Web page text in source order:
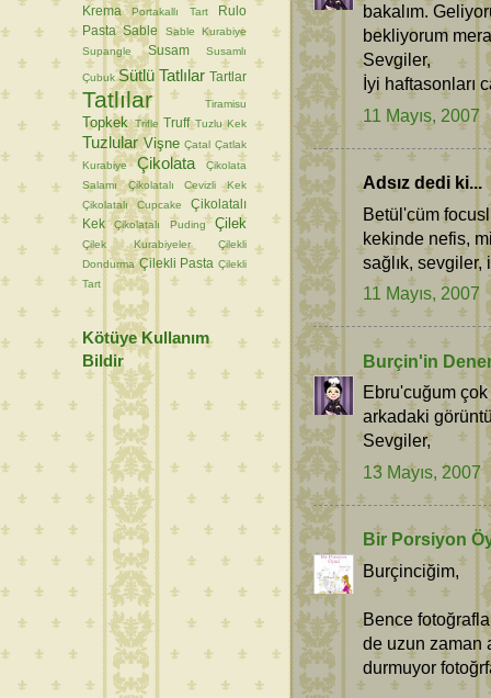
bakalım.
bekliyorum
Sevgiler,
İyi haftasonları
11 Mayıs, 2007
Adsız dedi ki...
Betül'cüm
kekinde nefis,
sağlık, sevgiler,
11 Mayıs, 2007
Burçin'in
Ebru'cuğum
arkadaki
Sevgiler,
13 Mayıs, 2007
Bir Porsiyon
Burçinciğim,
Bence
de uzun zaman
durmuyor
Krema
Portakallı Tart
Rulo
Pasta Sable
Sable Kurabiye
Supangle
Susam Susamlı
Çubuk Sütlü Tatlılar Tartlar
Tatlılar Tiramisu
Topkek Trifle Truff Tuzlu Kek
Tuzlular Vişne Çatal Çatlak
Kurabiye
Çikolata
Çikolata
Salamı
Çikolatalı Cevizli Kek
Çikolatalı Cupcake
Çikolatalı
Kek
Çikolatalı Puding Çilek
Çilek Kurabiyeler
Çilekli
Dondurma Çilekli Pasta Çilekli
Tart
Kötüye Kullanım
Bildir